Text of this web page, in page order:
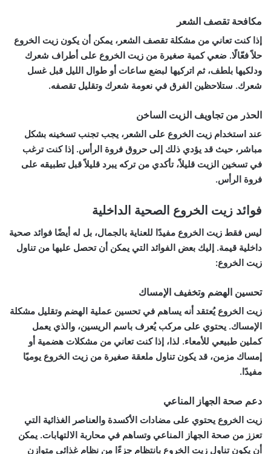
مكافحة تقصف الشعر
إذا كنت تعاني من مشكلة تقصف الشعر، يمكن أن يكون زيت الخروع
حلاً فعّالًا. ضعي كمية صغيرة من زيت الخروع على أطراف شعرك
ودلكيها بلطف، ثم اتركيها لبضع ساعات أو طوال الليل قبل غسل
شعرك. ستلاحظين الفرق في نعومة شعرك وتقليل تقصفه.
الحذر من تجاويف الزيت الساخن
عند استخدام زيت الخروع على الشعر، يجب تجنب تسخينه بشكل
مباشر، حيث قد يؤدي ذلك إلى حروق فروة الرأس. إذا كنت ترغب
في تسخين الزيت قليلاً، تأكدي من تركه يبرد قليلاً قبل تطبيقه على
فروة الرأس.
فوائد زيت الخروع الصحية الداخلية
ليس فقط زيت الخروع مفيدًا للعناية بالجمال، بل له أيضًا فوائد صحية
داخلية قيمة. إليك بعض الفوائد التي يمكن أن تحصل عليها من تناول
زيت الخروع:
تحسين الهضم وتخفيف الإمساك
زيت الخروع يُعتقد أنه يساهم في تحسين عملية الهضم وتقليل مشكلة
الإمساك. يحتوي على مركب يُعرف باسم الريسين، والذي يعمل
كملين طبيعي للأمعاء. لذا، إذا كنت تعاني من مشكلات هضمية أو
إمساك مزمن، قد يكون تناول ملعقة صغيرة من زيت الخروع يوميًا
مفيدًا.
دعم صحة الجهاز المناعي
زيت الخروع يحتوي على مضادات الأكسدة والعناصر الغذائية التي
تعزز من صحة الجهاز المناعي وتساهم في محاربة الالتهابات. يمكن
أن يكون تناول زيت الخروع بانتظام جزءًا من نظام غذائي متوازن